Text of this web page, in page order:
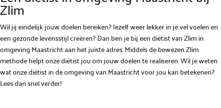
Zlim
Wil jij eindelijk jouw doelen bereiken? Jezelf weer lekker in je vel voelen en
een gezonde levensstijl creëren? Dan ben je bij een diëtist van Zlim in
omgeving Maastricht aan het juiste adres. Middels de bewezen Zlim
methode helpt onze diëtist jou om jouw doelen te realiseren. Wil je weten
wat onze diëtist in de omgeving van Maastricht voor jou kan betekenen?
Lees dan snel verder!